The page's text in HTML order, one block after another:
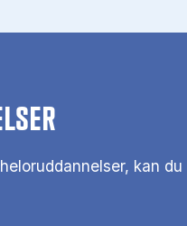
kan du